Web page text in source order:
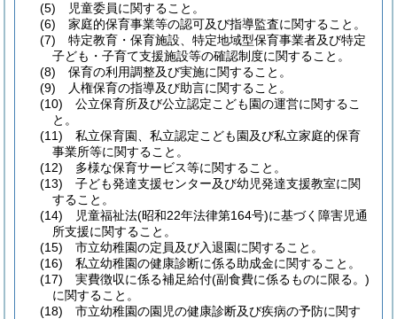
(5)
児童委員に関すること。
(6)
家庭的保育事業等の認可及び指導監査に関すること。
(7)
特定教育・保育施設、特定地域型保育事業者及び特定
子ども・子育て支援施設等の確認制度に関すること。
(8)
保育の利用調整及び実施に関すること。
(9)
人権保育の指導及び助言に関すること。
(10)
公立保育所及び公立認定こども園の運営に関するこ
と。
(11)
私立保育園、私立認定こども園及び私立家庭的保育
事業所等に関すること。
(12)
多様な保育サービス等に関すること。
(13)
子ども発達支援センター及び幼児発達支援教室に関
すること。
(14)
児童福祉法(昭和22年法律第164号)に基づく障害児通
所支援に関すること。
(15)
市立幼稚園の定員及び入退園に関すること。
(16)
私立幼稚園の健康診断に係る助成金に関すること。
(17)
実費徴収に係る補足給付(副食費に係るものに限る。)
に関すること。
(18)
市立幼稚園の園児の健康診断及び疾病の予防に関す